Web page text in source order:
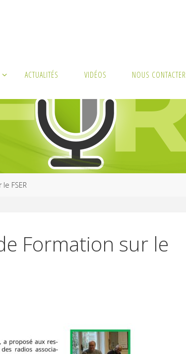
ACTUALITÉS VIDÉOS NOUS CONTACTER
FSER
Formation sur le